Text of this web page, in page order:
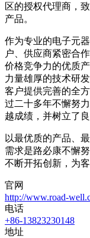
区的授权代理商，
产品。
作为专业的电子元
户、供应商紧密合
价格竞争力的优质
力量雄厚的技术研
客户提供完善的全
过二十多年不懈努
越成绩，并树立了良
以最优质的产品、
需求是路必康不懈
不断开拓创新，为
官网
http://www.road-
电话
+86-13823230148
地址